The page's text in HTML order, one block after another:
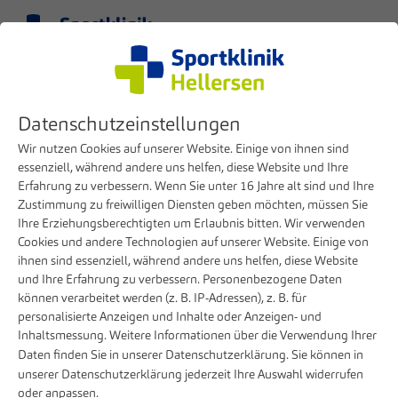
Medizinische Kompetenzen
Schulter & Ellenbogen
Schulter-, Ellenbogen-,
Kniechirurgie und Traumatologie
Datenschutzeinstellungen
Wir nutzen Cookies auf unserer Website. Einige von ihnen sind
essenziell, während andere uns helfen, diese Website und Ihre
Erfahrung zu verbessern. Wenn Sie unter 16 Jahre alt sind und Ihre
Zustimmung zu freiwilligen Diensten geben möchten, müssen Sie
Ihre Erziehungsberechtigten um Erlaubnis bitten. Wir verwenden
Cookies und andere Technologien auf unserer Website. Einige von
ihnen sind essenziell, während andere uns helfen, diese Website
und Ihre Erfahrung zu verbessern. Personenbezogene Daten
können verarbeitet werden (z. B. IP-Adressen), z. B. für
personalisierte Anzeigen und Inhalte oder Anzeigen- und
Inhaltsmessung. Weitere Informationen über die Verwendung Ihrer
Daten finden Sie in unserer Datenschutzerklärung. Sie können in
unserer Datenschutzerklärung jederzeit Ihre Auswahl widerrufen
oder anpassen.